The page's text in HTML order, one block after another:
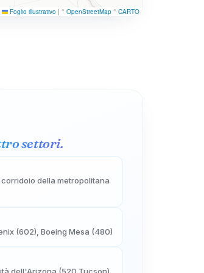
Foglio illustrativo | © OpenStreetMap © CARTO
settori.
della metropolitana
(602), Boeing Mesa (480)
dell'Arizona (520 Tucson)